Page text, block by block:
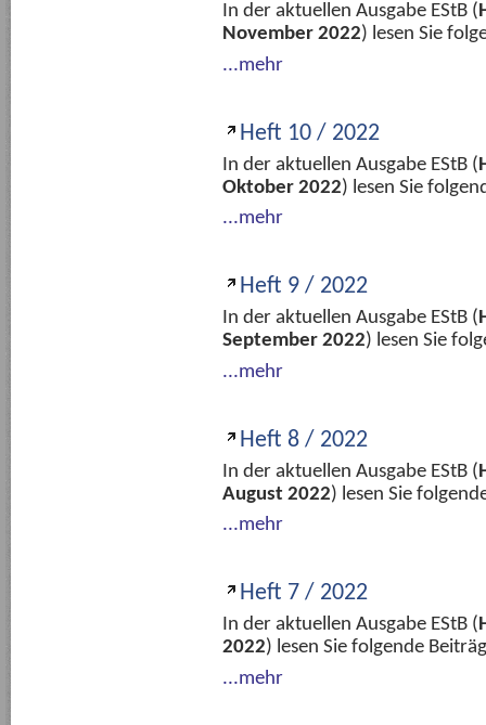
In der aktuellen Ausgabe EStB (
November 2022) lesen Sie
...mehr
Heft 10 / 2022
In der aktuellen Ausgabe EStB (
Oktober 2022) lesen Sie
...mehr
Heft 9 / 2022
In der aktuellen Ausgabe EStB (
September 2022) lesen Sie
...mehr
Heft 8 / 2022
In der aktuellen Ausgabe EStB (
August 2022) lesen Sie
...mehr
Heft 7 / 2022
In der aktuellen Ausgabe EStB (
2022) lesen Sie folgende
...mehr